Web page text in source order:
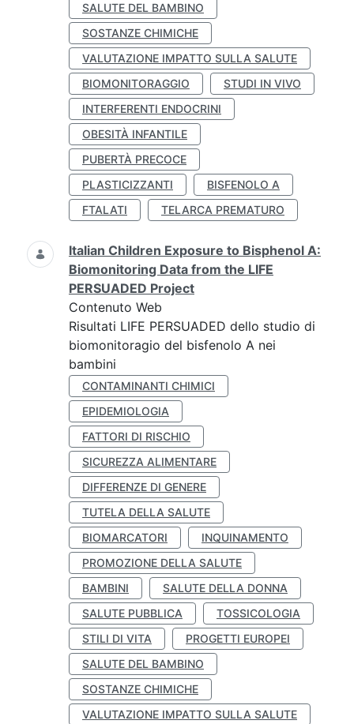
SALUTE DEL BAMBINO
SOSTANZE CHIMICHE
VALUTAZIONE IMPATTO SULLA SALUTE
BIOMONITORAGGIO
STUDI IN VIVO
INTERFERENTI ENDOCRINI
OBESITÀ INFANTILE
PUBERTÀ PRECOCE
PLASTICIZZANTI
BISFENOLO A
FTALATI
TELARCA PREMATURO
Italian Children Exposure to Bisphenol A:
Biomonitoring Data from the LIFE
PERSUADED Project
Contenuto Web
Risultati LIFE PERSUADED dello studio di
biomonitoragio del bisfenolo A nei
bambini
CONTAMINANTI CHIMICI
EPIDEMIOLOGIA
FATTORI DI RISCHIO
SICUREZZA ALIMENTARE
DIFFERENZE DI GENERE
TUTELA DELLA SALUTE
BIOMARCATORI
INQUINAMENTO
PROMOZIONE DELLA SALUTE
BAMBINI
SALUTE DELLA DONNA
SALUTE PUBBLICA
TOSSICOLOGIA
STILI DI VITA
PROGETTI EUROPEI
SALUTE DEL BAMBINO
SOSTANZE CHIMICHE
VALUTAZIONE IMPATTO SULLA SALUTE